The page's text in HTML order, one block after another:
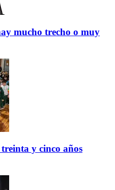
mucho trecho o muy
y cinco años